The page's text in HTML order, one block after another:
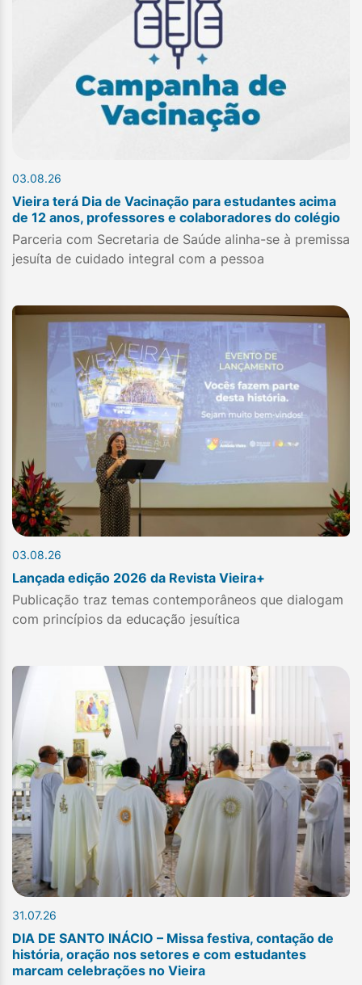
03.08.26
Vieira terá Dia de Vacinação para estudantes acima
de 12 anos, professores e colaboradores do colégio
Parceria com Secretaria de Saúde alinha-se à premissa
jesuíta de cuidado integral com a pessoa
03.08.26
Lançada edição 2026 da Revista Vieira+
Publicação traz temas contemporâneos que dialogam
com princípios da educação jesuítica
31.07.26
DIA DE SANTO INÁCIO – Missa festiva, contação de
história, oração nos setores e com estudantes
marcam celebrações no Vieira